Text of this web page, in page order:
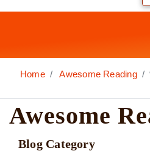
Home Awesome Reading
Awesome
Blog Category